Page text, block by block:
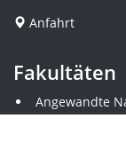
Anfahrt
Fakultäten
Angewandte
Angewandte